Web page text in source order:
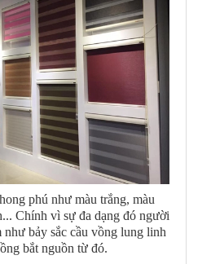
phú như màu trắng, màu
Chính vì sự đa dạng đó người
bảy sắc cầu vồng lung linh
bắt nguồn từ đó.